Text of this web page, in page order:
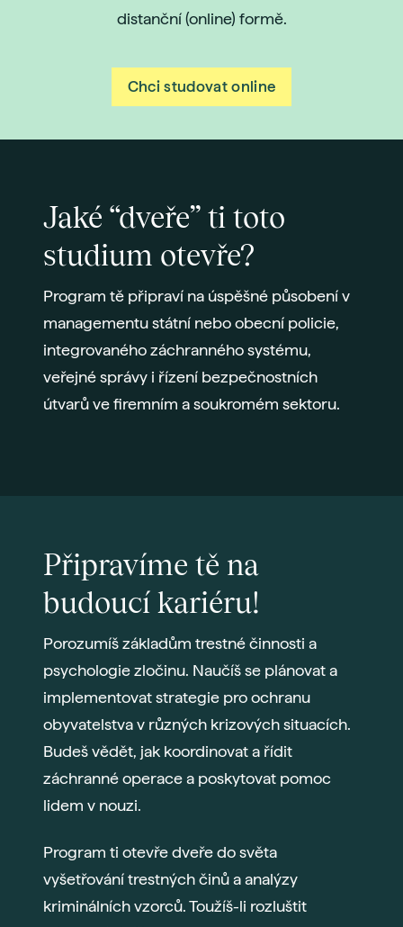
distanční (online) formě.
Chci studovat online
Jaké “dveře” ti toto
studium otevře?
Program tě připraví na úspěšné působení v
managementu státní nebo obecní policie,
integrovaného záchranného systému,
veřejné správy i řízení bezpečnostních
útvarů ve firemním a soukromém sektoru.
Připravíme tě na
budoucí kariéru!
Porozumíš základům trestné činnosti a
psychologie zločinu. Naučíš se plánovat a
implementovat strategie pro ochranu
obyvatelstva v různých krizových situacích.
Budeš vědět, jak koordinovat a řídit
záchranné operace a poskytovat pomoc
lidem v nouzi.
Program ti otevře dveře do světa
vyšetřování trestných činů a analýzy
kriminálních vzorců. Toužíš-li rozluštit